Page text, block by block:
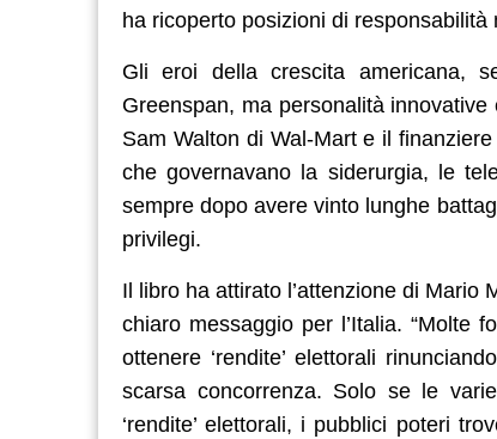
ha ricoperto posizioni di responsabilità
Gli eroi della crescita americana,
Greenspan, ma personalità
Sam Walton di Wal-Mart e il
che governavano la siderurgia, le
sempre dopo avere vinto lunghe
privilegi.
Il libro ha attirato l’attenzione di Mario
chiaro messaggio per l’Italia. “Molte
ottenere ‘rendite’ elettorali
scarsa concorrenza. Solo se le
‘rendite’ elettorali, i pubblici poteri